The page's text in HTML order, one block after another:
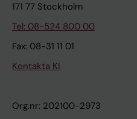
171 77 Stockholm
Tel: 08-524 800 00
Fax: 08-31 11 01
Kontakta KI
Org.nr: 202100-2973